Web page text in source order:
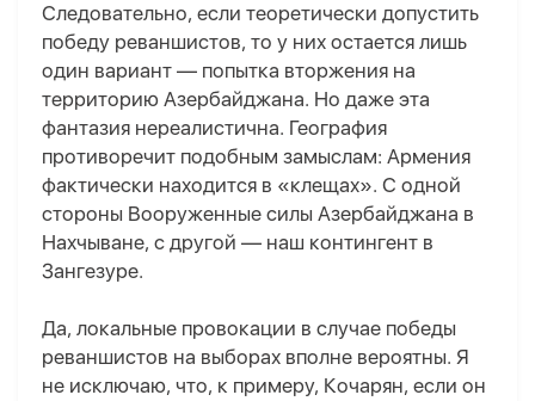
Следовательно, если теоретически допустить
победу реваншистов, то у них остается лишь
один вариант — попытка вторжения на
территорию Азербайджана. Но даже эта
фантазия нереалистична. География
противоречит подобным замыслам: Армения
фактически находится в «клещах». С одной
стороны Вооруженные силы Азербайджана в
Нахчыване, с другой — наш контингент в
Зангезуре.
Да, локальные провокации в случае победы
реваншистов на выборах вполне вероятны. Я
не исключаю, что, к примеру, Кочарян, если он